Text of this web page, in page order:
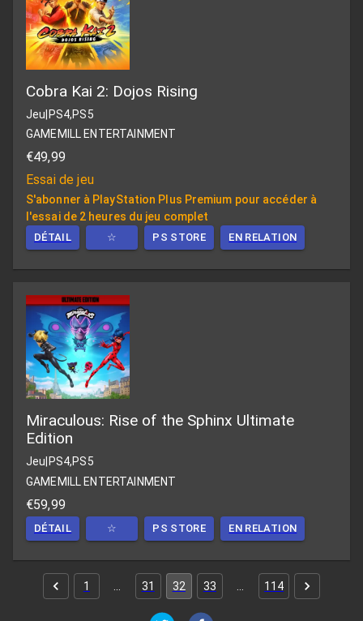
Cobra Kai 2: Dojos Rising
Jeu|PS4,PS5
GAMEMILL ENTERTAINMENT
€49,99
Essai de jeu
S'abonner à PlayStation Plus Premium pour accéder à
l'essai de 2 heures du jeu complet
DÉTAIL ☆ PS STORE EN RELATION
Miraculous: Rise of the Sphinx Ultimate
Edition
Jeu PS4,PS5
GAMEMILL ENTERTAINMENT
€59,99
DÉTAIL ☆ PS STORE EN RELATION
1 31 32 33 114